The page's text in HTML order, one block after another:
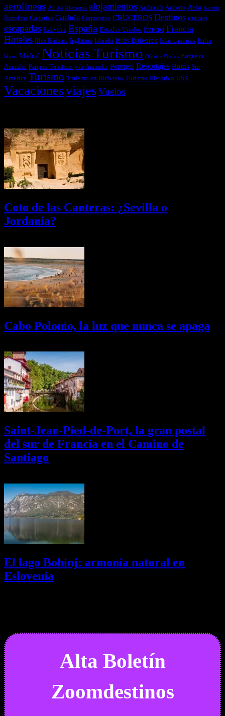
aerolineas Africa Alemania alojamientos Andalucía Andorra Asia Austria
Barcelona Canarias Cataluña Corporativo CRUCEROS Destinos emirates
escapadas Eslovenia España Estados Unidos Europa Francia
Hoteles Illes Balears Inglaterra Islandia Islas Baleares Islas canarias Italia
libros Madrid Noticias Turismo Ofertas Vuelos Parque de
Animales Parques Temáticos y de Animales Portugal Reportajes Rutas Sur
América Turismo Turismo en Bicicleta Turismo Histórico USA
VacacionesviajesVuelos
Coto de las Canteras: ¿Sevilla o
Jordania?
Cabo Polonio, la luz que nunca se apaga
Saint-Jean-Pied-de-Port, la gran postal
del sur de Francia en el Camino de
Santiago
El lago Bohinj: armonía natural en
Eslovenia
Alta Boletín
Zoomdestinos